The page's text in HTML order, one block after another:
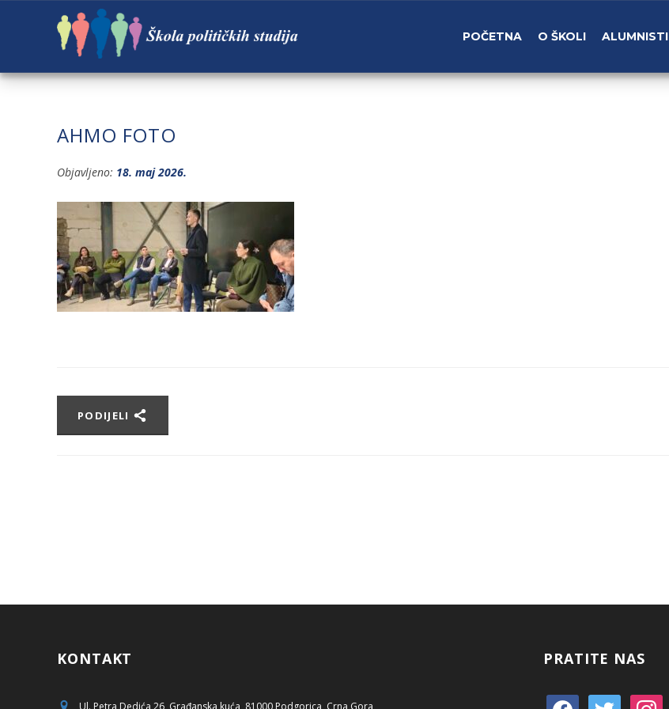
POČETNA O ŠKOLI ALUMNISTI
AHMO FOTO
Objavljeno: 18. maj 2026.
PODIJELI
KONTAKT
Ul. Petra Dedića 26, Građanska kuća, 81000 Podgorica, Crna Gora
PRATITE NAS